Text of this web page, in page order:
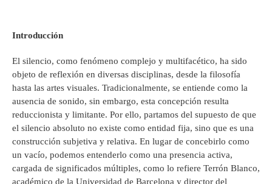
Introducción
El silencio, como fenómeno complejo y multifacético, ha sido
objeto de reflexión en diversas disciplinas, desde la filosofía
hasta las artes visuales. Tradicionalmente, se entiende como la
ausencia de sonido, sin embargo, esta concepción resulta
reduccionista y limitante. Por ello, partamos del supuesto de que
el silencio absoluto no existe como entidad fija, sino que es una
construcción subjetiva y relativa. En lugar de concebirlo como
un vacío, podemos entenderlo como una presencia activa,
cargada de significados múltiples, como lo refiere Terrón Blanco,
académico de la Universidad de Barcelona y director del